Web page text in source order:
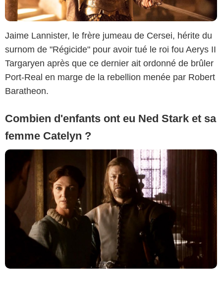
Jaime Lannister, le frère jumeau de Cersei, hérite du
surnom de "Régicide" pour avoir tué le roi fou Aerys II
Targaryen après que ce dernier ait ordonné de brûler
Port-Real en marge de la rebellion menée par Robert
Baratheon.
Combien d'enfants ont eu Ned Stark et sa
femme Catelyn ?